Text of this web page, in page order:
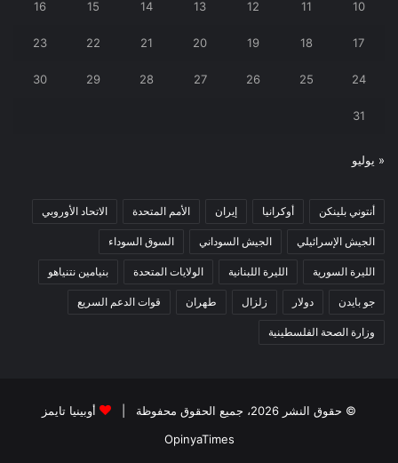
10
11
12
13
14
15
16
17
18
19
20
21
22
23
24
25
26
27
28
29
30
31
« يوليو
أنتوني بلينكن أوكرانيا إيران الأمم المتحدة الاتحاد الأوروبي
الجيش الإسرائيلي الجيش السوداني السوق السوداء
الليرة السورية الليرة اللبنانية الولايات المتحدة بنيامين نتنياهو
جو بايدن دولار زلزال طهران قوات الدعم السريع
وزارة الصحة الفلسطينية
© حقوق النشر 2026، جميع الحقوق محفوظة |
أوبينيا تايمز
OpinyaTimes